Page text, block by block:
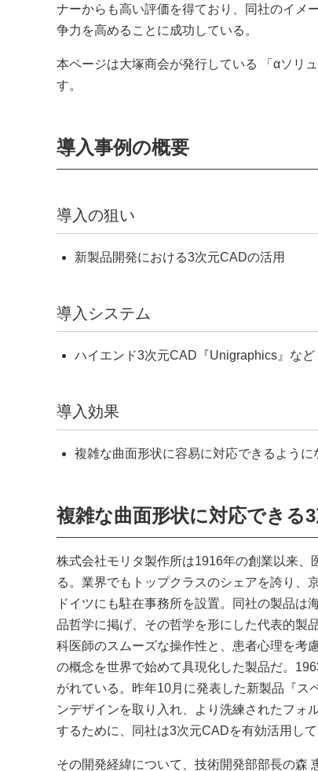
ナーからも高い評価を得ており、同社のイメ
争力を高めることに成功している。
本ページは大塚商会が発行している 「αソリ
す。
導入事例の概要
導入の狙い
新製品開発における3次元CADの活用
導入システム
ハイエンド3次元CAD『Unigraphics』など
導入効果
複雑な曲面形状に容易に対応できるよう
複雑な曲面形状に対応できる
株式会社モリタ製作所は1916年の創業以来
る。業界でもトップクラスのシェアを誇り、
ドイツにも駐在事務所を設置。同社の製品
品哲学に掲げ、その哲学を形にした代表的製
科医師のスムーズな操作性と、患者心理を考
の概念を世界で始めて具現化した製品だ。
がれている。昨年10月に発表した新製品『ス
ンデザインを取り入れ、より洗練されたフォ
するために、同社は3次元CADを有効活用して
その開発経緯について、技術開発部部長の森